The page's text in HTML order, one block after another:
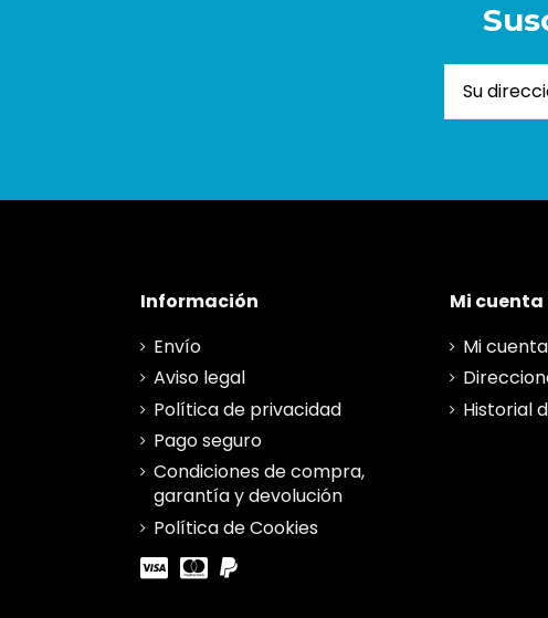
Información
Envío
Aviso legal
Política de privacidad
Pago seguro
Condiciones de compra,
garantía y devolución
Política de Cookies
Mi cuenta
Mi cuenta
Historial